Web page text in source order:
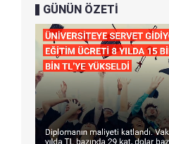
GÜNÜN ÖZETİ